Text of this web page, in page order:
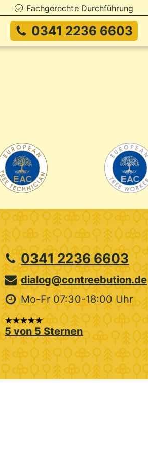
Fachgerechte Durchführung
0341 2236 6603
0341 2236 6603
dialog@contreebution.de
Mo-Fr 07:30-18:00 Uhr
5 von 5 Sternen